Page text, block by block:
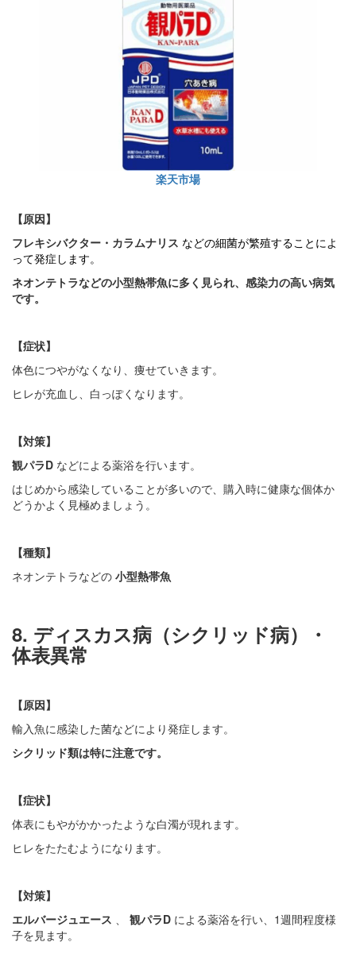
楽天市場
【原因】
フレキシバクター・カラムナリス などの細菌が繁殖することによ
って発症します。
ネオンテトラなどの小型熱帯魚に多く見られ、感染力の高い病気
です。
【症状】
体色につやがなくなり、痩せていきます。
ヒレが充血し、白っぽくなります。
【対策】
観パラD などによる薬浴を行います。
はじめから感染していることが多いので、購入時に健康な個体か
どうかよく見極めましょう。
【種類】
ネオンテトラなどの 小型熱帯魚
8. ディスカス病（シクリッド病）・
体表異常
【原因】
輸入魚に感染した菌などにより発症します。
シクリッド類は特に注意です。
【症状】
体表にもやがかかったような白濁が現れます。
ヒレをたたむようになります。
【対策】
エルバージュエース
観パラD による薬浴を行い、1週間程度様
子を見ます。